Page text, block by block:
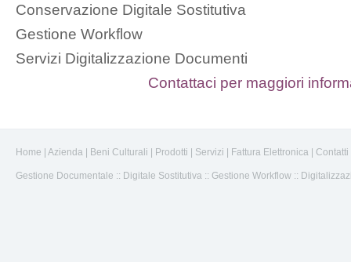
Conservazione Digitale Sostitutiva
Gestione Workflow
Servizi Digitalizzazione Documenti
Contattaci per maggiori
Home Azienda Beni Culturali Prodotti Servizi Fattura Elettronica Contatti
Gestione Documentale :: Digitale Sostitutiva :: Gestione Workflow ::